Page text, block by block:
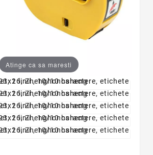
Atinge ca sa maresti